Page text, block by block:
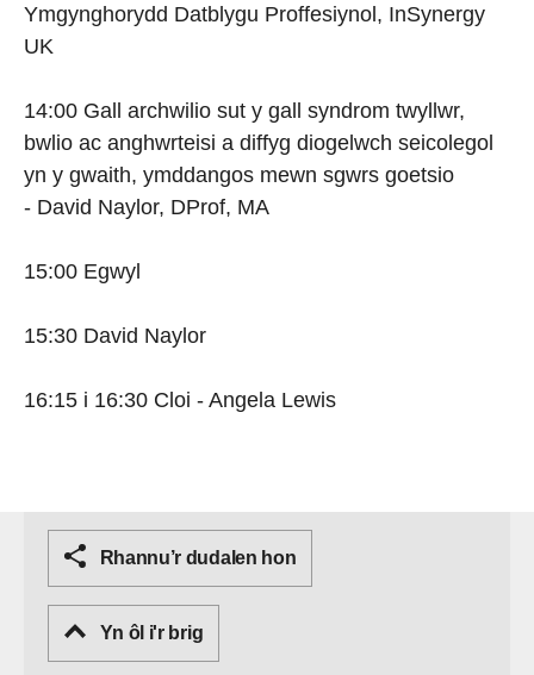
Ymgynghorydd Datblygu Proffesiynol, InSynergy
UK
14:00 Gall archwilio sut y gall syndrom twyllwr,
bwlio ac anghwrteisi a diffyg diogelwch seicolegol
yn y gwaith, ymddangos mewn sgwrs goetsio
- David Naylor, DProf, MA
15:00 Egwyl
15:30 David Naylor
16:15 i 16:30 Cloi - Angela Lewis
Rhannu’r dudalen hon
Yn ôl i'r brig